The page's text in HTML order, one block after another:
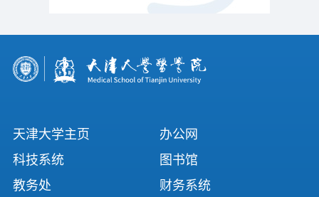
天津大学主页
办公网
科技系统
图书馆
教务处
财务系统